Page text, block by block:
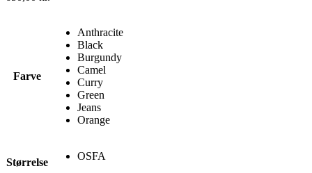
Farve
Anthracite
Black
Burgundy
Camel
Curry
Green
Jeans
Orange
Størrelse
OSFA